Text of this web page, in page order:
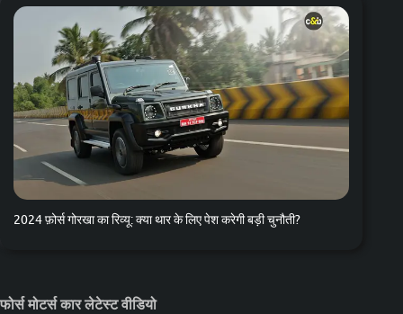
2024 फ़ोर्स गोरखा का रिव्यू: क्या थार के लिए पेश करेगी बड़ी चुनौती?
फोर्स मोटर्स कार लेटेस्ट वीडियो